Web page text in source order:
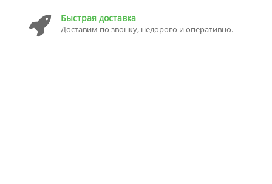
Быстрая доставка
Доставим по звонку, недорого и оперативно.